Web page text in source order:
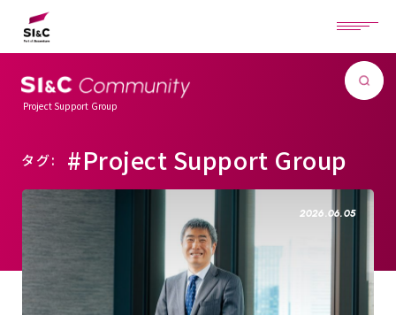
Project Support Group
タグ: #Project Support Group
2026.06.05